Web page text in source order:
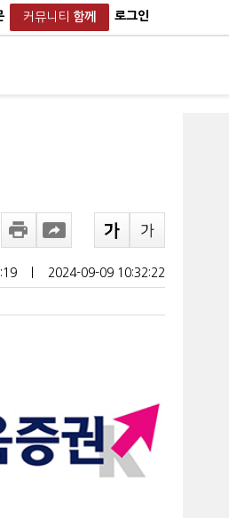
커뮤니티 함께 로그인
2024-09-09 10:32:22